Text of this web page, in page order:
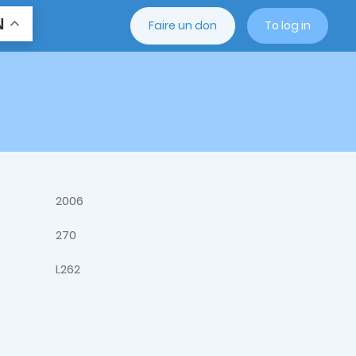
Faire un don To log in
2006
270
L262